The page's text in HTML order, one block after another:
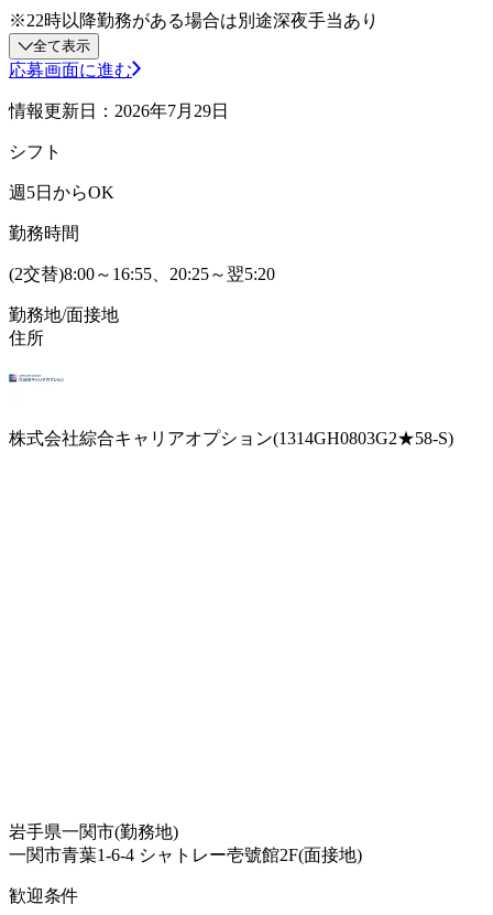
※22時以降勤務がある場合は別途深夜手当あり
全て表示
応募画面に進む
情報更新日：2026年7月29日
シフト
週5日からOK
勤務時間
(2交替)8:00～16:55、20:25～翌5:20
勤務地/面接地
住所
株式会社綜合キャリアオプション(1314GH0803G2★58-S)
岩手県一関市(勤務地)
一関市青葉1-6-4 シャトレー壱號館2F(面接地)
歓迎条件